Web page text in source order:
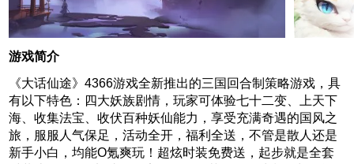
游戏简介
《大话仙途》4366游戏全新推出的三国回合制策略游戏，具
有以下特色：四大妖族剧情，玩家可体验七十二变、上天下
海、收集法宝、收伏百种妖仙能力，享受充满奇遇的国风之
旅，服服人气保足，活动全开，福利全送，不管是散人还是
新手小白，均能O氪爽玩！超炫时装免费送，起步就是全套